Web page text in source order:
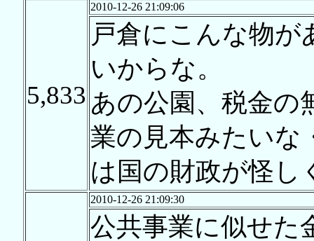
5,833
2010-12-26 21:09:06
戸倉にこんな物
いからな。
あの公園、税金の
業の見本みたいな
は国の財政が怪し
2010-12-26 21:09:30
公共事業に似せた